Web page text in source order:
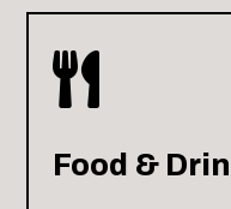

Food &